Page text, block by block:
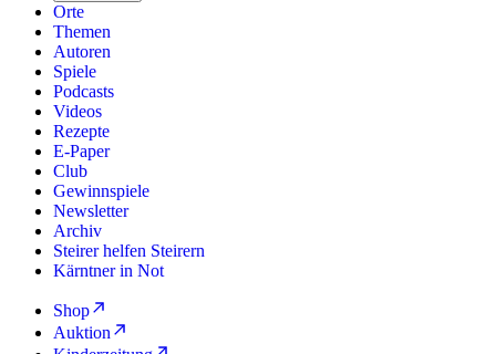
Orte
Themen
Autoren
Spiele
Podcasts
Videos
Rezepte
E-Paper
Club
Gewinnspiele
Newsletter
Archiv
Steirer helfen Steirern
Kärntner in Not
Shop
Auktion